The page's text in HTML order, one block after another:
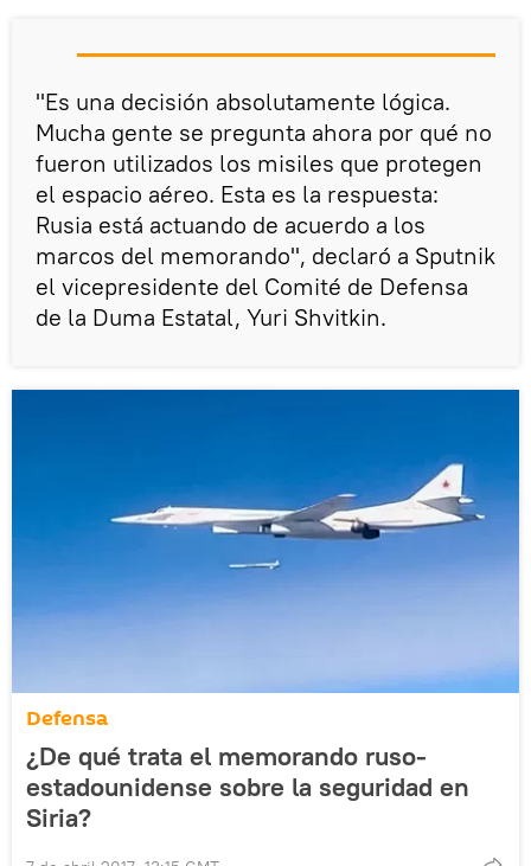
"Es una decisión absolutamente lógica.
Mucha gente se pregunta ahora por qué no
fueron utilizados los misiles que protegen
el espacio aéreo. Esta es la respuesta:
Rusia está actuando de acuerdo a los
marcos del memorando", declaró a Sputnik
el vicepresidente del Comité de Defensa
de la Duma Estatal, Yuri Shvitkin.
Defensa
¿De qué trata el memorando ruso-
estadounidense sobre la seguridad en
Siria?